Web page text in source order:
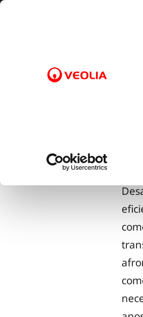
FACTURAS,
Lectura de
12 gotas (cuota
Entiende tu factura
NUESTRO PAPEL
Captación y
Alcantarillado
Depuración
CON EL